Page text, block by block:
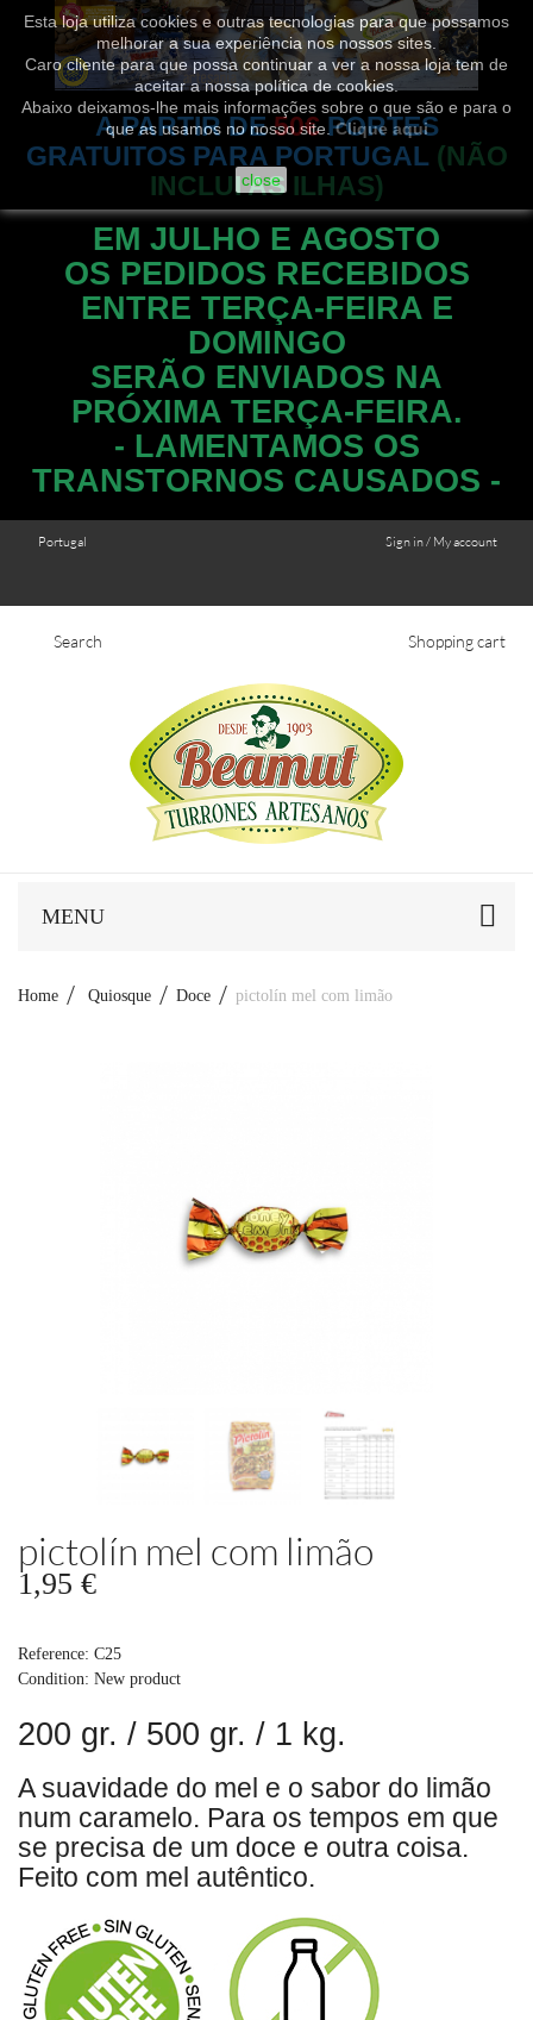
Esta loja utiliza cookies e outras tecnologias para que possamos
melhorar a sua experiência nos nossos sites.
Caro cliente para que possa continuar a ver a nossa loja tem de
aceitar a nossa política de cookies.
Abaixo deixamos-lhe mais informações sobre o que são e para o
que as usamos no nosso site.Clique aqui
close
A PARTIR DE 50€ PORTES
GRATUITOS PARA PORTUGAL (NÃO
INCLUI AS ILHAS)
EM JULHO E AGOSTO
OS PEDIDOS RECEBIDOS
ENTRE TERÇA-FEIRA E
DOMINGO
SERÃO ENVIADOS NA
PRÓXIMA TERÇA-FEIRA.
- LAMENTAMOS OS
TRANSTORNOS CAUSADOS -
Sign in / My account
Portugal
Search Shopping cart
MENU
Home Quiosque Doce pictolín mel com limão
pictolín mel com limão
1,95 €
Reference: C25
Condition: New product
200 gr. / 500 gr. / 1 kg.
A suavidade do mel e o sabor do limão
num caramelo. Para os tempos em que
se precisa de um doce e outra coisa.
Feito com mel autêntico.